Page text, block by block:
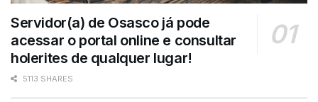
Servidor(a) de Osasco já pode
acessar o portal online e consultar
holerites de qualquer lugar!
5113 SHARES